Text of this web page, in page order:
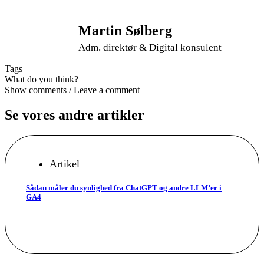
Martin Sølberg
Adm. direktør & Digital konsulent
Tags
What do you think?
Show comments / Leave a comment
Se vores andre artikler
Artikel
Sådan måler du synlighed fra ChatGPT og andre LLM’er i
GA4